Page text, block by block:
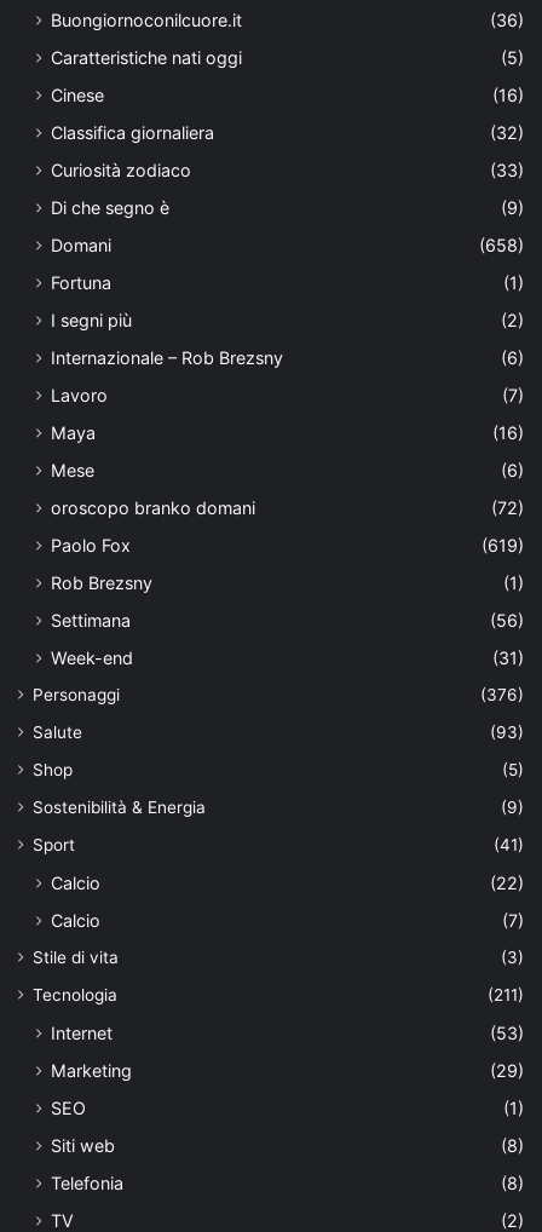
Buongiornoconilcuore.it
(36)
Caratteristiche nati oggi
(5)
Cinese
(16)
Classifica giornaliera
(32)
Curiosità zodiaco
(33)
Di che segno è
(9)
Domani
(658)
Fortuna
(1)
I segni più
(2)
Internazionale – Rob Brezsny
(6)
Lavoro
(7)
Maya
(16)
Mese
(6)
oroscopo branko domani
(72)
Paolo Fox
(619)
Rob Brezsny
(1)
Settimana
(56)
Week-end
(31)
Personaggi
(376)
Salute
(93)
Shop
(5)
Sostenibilità & Energia
(9)
Sport
(41)
Calcio
(22)
Calcio
(7)
Stile di vita
(3)
Tecnologia
(211)
Internet
(53)
Marketing
(29)
SEO
(1)
Siti web
(8)
Telefonia
(8)
TV
(2)